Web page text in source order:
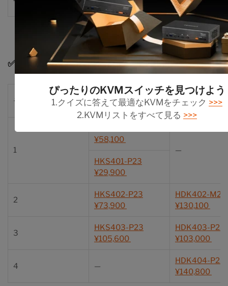
¥79,000
✅ 4台のPC用オプション
モニター数 HKS (HDMI) HDK
1
¥58,100
—
HKS401-P23
¥29,900
2
HKS402-P23
¥73,900
HDK402-M24
¥130,100
3
HKS403-P23
¥105,600
HDK403-P23
¥103,000
4 —
HDK404-P23
¥140,800
ぴったりのKVMスイッチを見つけよう
1.クイズに答えて最適なKVMをチェック >>>
2.KVMリストをすべて見る >>>